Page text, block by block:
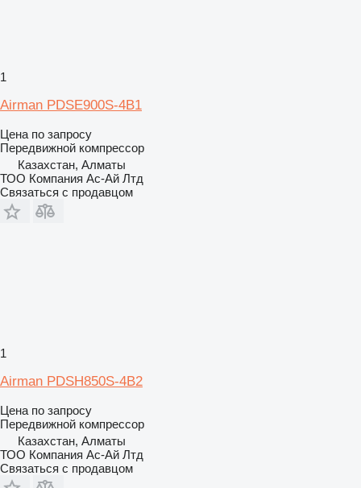
1
Airman PDSE900S-4B1
Цена по запросу
Передвижной компрессор
Казахстан, Алматы
ТОО Компания Ас-Ай Лтд
Связаться с продавцом
1
Airman PDSH850S-4B2
Цена по запросу
Передвижной компрессор
Казахстан, Алматы
ТОО Компания Ас-Ай Лтд
Связаться с продавцом